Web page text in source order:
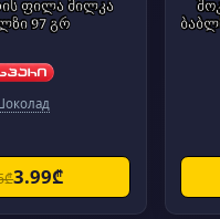
ფილა მილკა
97 გრ
3.99₾